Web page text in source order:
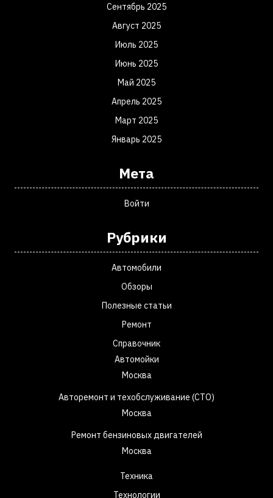
Сентябрь 2025
Август 2025
Июль 2025
Июнь 2025
Май 2025
Апрель 2025
Март 2025
Январь 2025
Мета
Войти
Рубрики
Автомобили
Обзоры
Полезные статьи
Ремонт
Справочник
Автомойки
Москва
Авторемонт и техобслуживание (СТО)
Москва
Ремонт бензиновых двигателей
Москва
Техника
Технологии